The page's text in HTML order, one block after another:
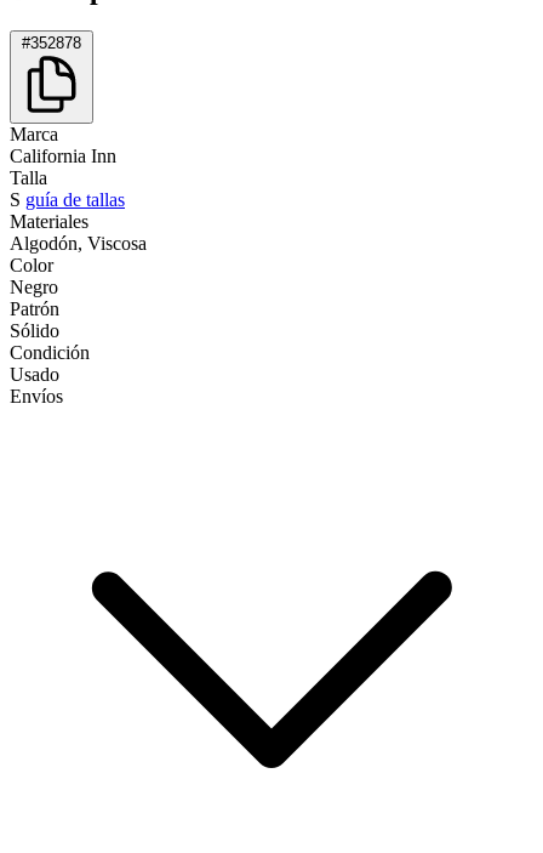
#352878
Marca
California Inn
Talla
S guía de tallas
Materiales
Algodón, Viscosa
Color
Negro
Patrón
Sólido
Condición
Usado
Envíos